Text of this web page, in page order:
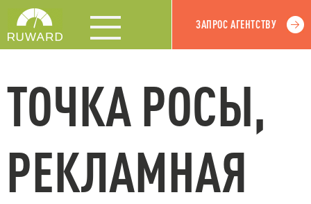
ЗАПРОС АГЕНТСТВУ
ТОЧКА РОСЫ,
РЕКЛАМНАЯ